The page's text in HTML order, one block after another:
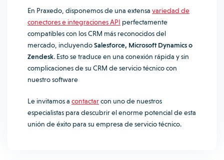
En Praxedo, disponemos de una extensa variedad de
conectores e integraciones API perfectamente
compatibles con los CRM más reconocidos del
mercado, incluyendoSalesforce, Microsoft Dynamics o
Zendesk. Esto se traduce en una conexión rápida y sin
complicaciones de su CRM de servicio técnico con
nuestro software
Le invitamos a contactarcon uno de nuestros
especialistas para descubrir el enorme potencial de esta
unión de éxito para su empresa de servicio técnico.